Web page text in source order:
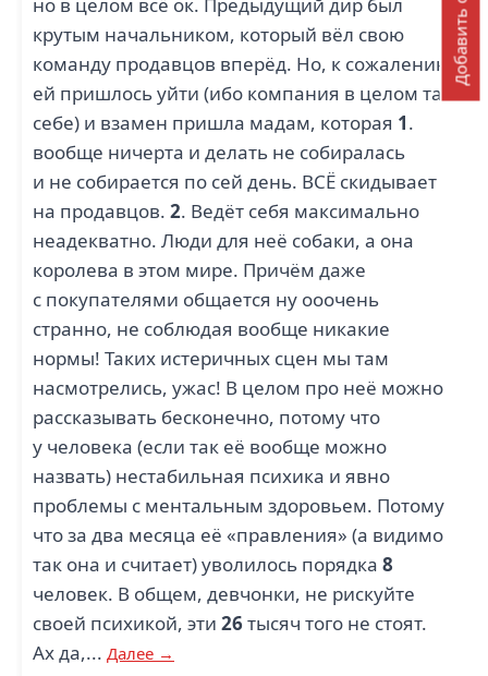
крутым начальником, который вёл свою
команду продавцов вперёд. Но, к сожалению,
ей пришлось уйти (ибо компания в целом так
себе) и взамен пришла мадам, которая 1.
вообще ничерта и делать не собиралась
и не собирается по сей день. ВСЁ скидывает
на продавцов. 2. Ведёт себя максимально
неадекватно. Люди для неё собаки, а она
королева в этом мире. Причём даже
с покупателями общается ну ооочень
странно, не соблюдая вообще никакие
нормы! Таких истеричных сцен мы там
насмотрелись, ужас! В целом про неё можно
рассказывать бесконечно, потому что
у человека (если так её вообще можно
назвать) нестабильная психика и явно
проблемы с ментальным здоровьем. Потому
что за два месяца её «правления» (а видимо
так она и считает) уволилось порядка 8
человек. В общем, девчонки, не рискуйте
своей психикой, эти 26 тысяч того не стоят.
Ах да,... Далее →